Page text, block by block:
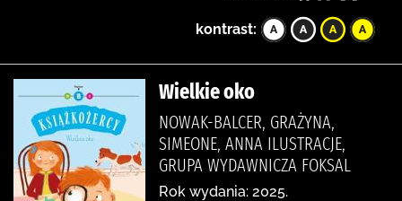
kontrast:
Wielkie oko
NOWAK-BALCER, GRAŻYNA,
SIMEONE, ANNA ILUSTRACJE,
GRUPA WYDAWNICZA FOKSAL
Rok wydania: 2025.